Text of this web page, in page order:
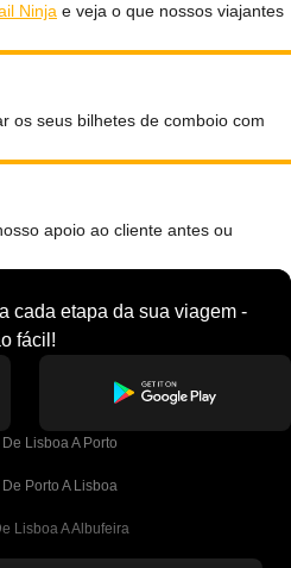
Ninja e veja o que nossos viajantes
os seus bilhetes de comboio com
apoio ao cliente antes ou
cada etapa da sua viagem -
fácil!
Lisboa A Porto
Porto A Lisboa
Lisboa A Albufeira